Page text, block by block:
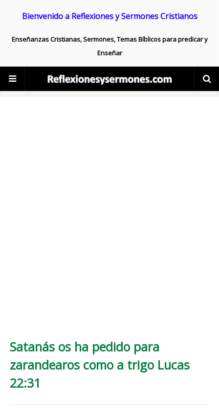
Bienvenido a Reflexiones y Sermones Cristianos
Enseñanzas Cristianas, Sermones, Temas Bíblicos para predicar y
Enseñar
Satanás os ha pedido para
zarandearos como a trigo Lucas
22:31